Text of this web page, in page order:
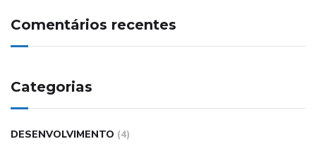
Comentários recentes
Categorias
DESENVOLVIMENTO (4)